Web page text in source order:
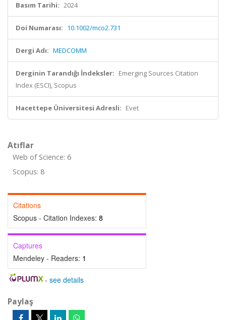
Basım Tarihi: 2024
Doi Numarası: 10.1002/mco2.731
Dergi Adı: MEDCOMM
Derginin Tarandığı İndeksler: Emerging Sources Citation
Index (ESCI), Scopus
Hacettepe Üniversitesi Adresli: Evet
Atıflar
Web of Science: 6
Scopus: 8
Citations
Scopus - Citation Indexes: 8
Captures
Mendeley - Readers: 1
- see details
Paylaş